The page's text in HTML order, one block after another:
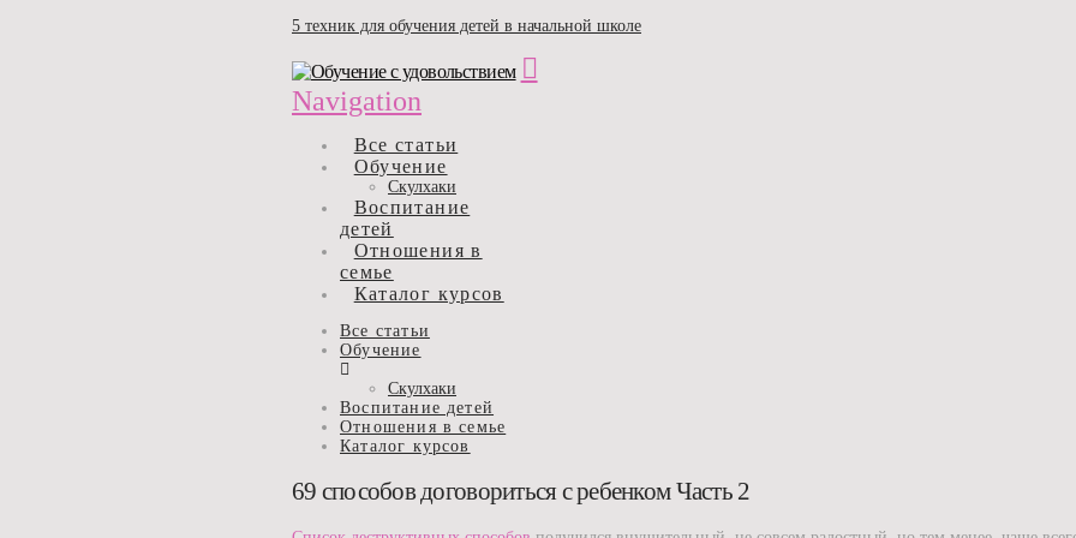
5 техник для обучения детей в начальной школе
Navigation
Все статьи
Обучение
Скулхаки
Воспитание
детей
Отношения в
семье
Каталог курсов
Все статьи
Обучение
Скулхаки
Воспитание детей
Отношения в семье
Каталог курсов
69 способов договориться с ребенком Часть 2